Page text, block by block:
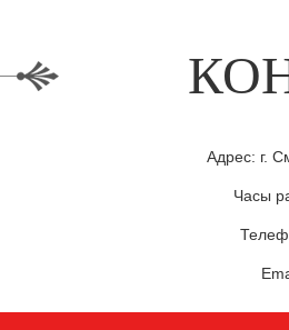
Адрес: г.
Часы